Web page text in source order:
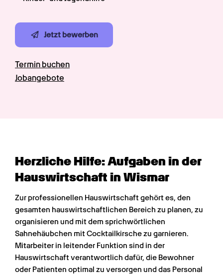
Jetzt bewerben
Termin buchen
Jobangebote
Herzliche Hilfe: Aufgaben in der
Hauswirtschaft in Wismar
Zur professionellen Hauswirtschaft gehört es, den
gesamten hauswirtschaftlichen Bereich zu planen, zu
organisieren und mit dem sprichwörtlichen
Sahnehäubchen mit Cocktailkirsche zu garnieren.
Mitarbeiter in leitender Funktion sind in der
Hauswirtschaft verantwortlich dafür, die Bewohner
oder Patienten optimal zu versorgen und das Personal